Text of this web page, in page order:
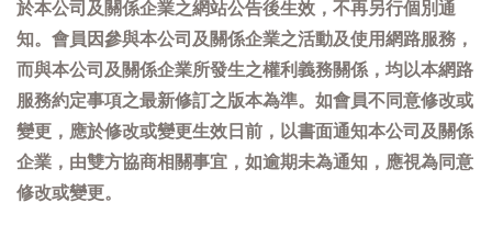
於本公司及關係企業之網站公告後生效，不再另行個別通
知。會員因參與本公司及關係企業之活動及使用網路服務，
而與本公司及關係企業所發生之權利義務關係，均以本網路
服務約定事項之最新修訂之版本為準。如會員不同意修改或
變更，應於修改或變更生效日前，以書面通知本公司及關係
企業，由雙方協商相關事宜，如逾期未為通知，應視為同意
修改或變更。